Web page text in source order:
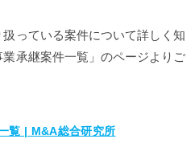
っている案件について詳しく知
承継案件一覧」のページよりご
覧 | M&A総合研究所